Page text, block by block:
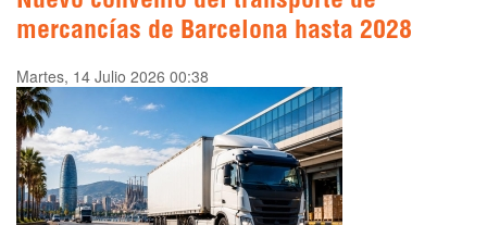
mercancías de Barcelona hasta 2028
Martes, 14 Julio 2026 00:38